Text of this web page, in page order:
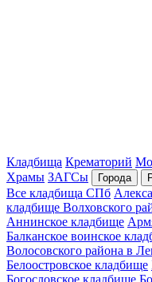
Кладбища Крематорий
Храмы ЗАГСы Города
Все кладбища СПб
кладбище Волховского
Аннинское кладбище
Балканское воинское
Волосовского района в
Белоостровское кладбище
Богословское кладбище